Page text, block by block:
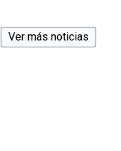
Ver más noticias